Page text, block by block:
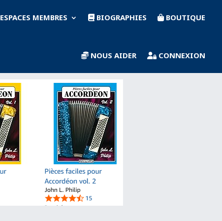
ESPACES MEMBRES BIOGRAPHIES BOUTIQUE
NOUS AIDER CONNEXION